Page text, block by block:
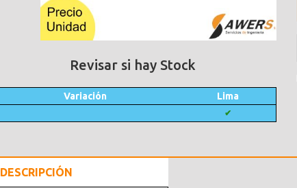
Revisar si hay Stock
Variación Lima
✔
DESCRIPCIÓN